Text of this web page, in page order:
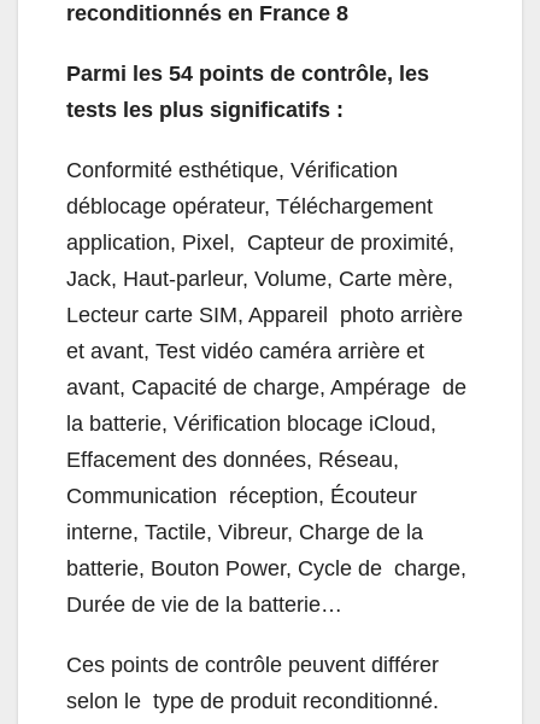
reconditionnés en France 8
Parmi les 54 points de contrôle, les
tests les plus significatifs :
Conformité esthétique, Vérification
déblocage opérateur, Téléchargement
application, Pixel, Capteur de proximité,
Jack, Haut-parleur, Volume, Carte mère,
Lecteur carte SIM, Appareil photo arrière
et avant, Test vidéo caméra arrière et
avant, Capacité de charge, Ampérage de
la batterie, Vérification blocage iCloud,
Effacement des données, Réseau,
Communication réception, Écouteur
interne, Tactile, Vibreur, Charge de la
batterie, Bouton Power, Cycle de charge,
Durée de vie de la batterie…
Ces points de contrôle peuvent différer
selon le type de produit reconditionné.